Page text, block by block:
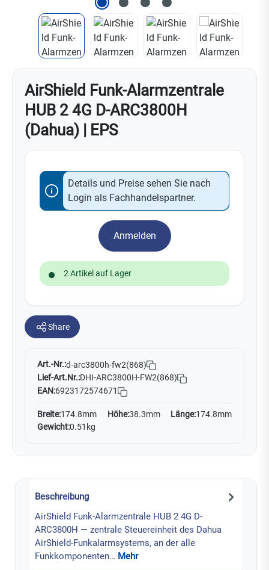
AirShield Funk-Alarmzentrale
HUB 2 4G D-ARC3800H
(Dahua) | EPS
Details und Preise sehen Sie nach
Login als Fachhandelspartner.
Anmelden
2 Artikel auf Lager
Share
Art.-Nr.:d-arc3800h-fw2(868)
Lief-Art.Nr.:DHI-ARC3800H-FW2(868)
EAN:6923172574671
Breite:174.8mm Höhe:38.3mm Länge:174.8mm
Gewicht:0.51kg
Beschreibung
AirShield Funk-Alarmzentrale HUB 2 4G D-
ARC3800H — zentrale Steuereinheit des Dahua
AirShield-Funkalarmsystems, an der alle
Funkkomponenten… Mehr